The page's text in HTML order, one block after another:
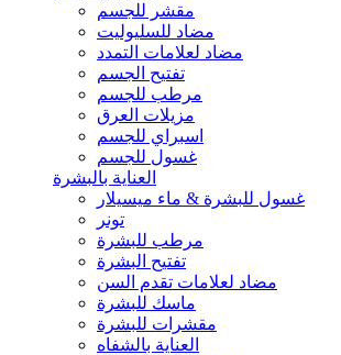
مقشر للجسم
مضاد للسليوليت
مضاد لعلامات التمدد
تفتيح الجسم
مرطب للجسم
مزيلات العرق
اسبراي للجسم
غسول للجسم
العناية بالبشرة
غسول للبشرة & ماء ميسيلار
تونر
مرطب للبشرة
تفتيح البشرة
مضاد لعلامات تقدم السن
ماسك للبشرة
مقشرات للبشرة
العناية بالشفاه